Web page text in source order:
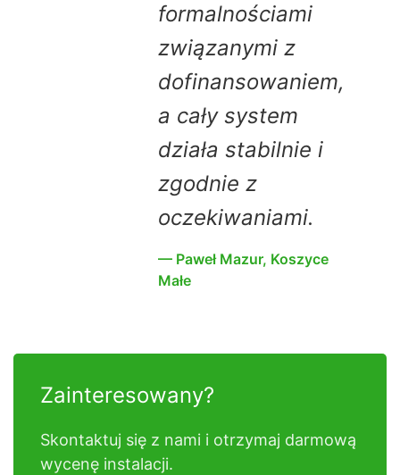
formalnościami
związanymi z
dofinansowaniem,
a cały system
działa stabilnie i
zgodnie z
oczekiwaniami.
— Paweł Mazur, Koszyce
Małe
Zainteresowany?
Skontaktuj się z nami i otrzymaj darmową
wycenę instalacji.